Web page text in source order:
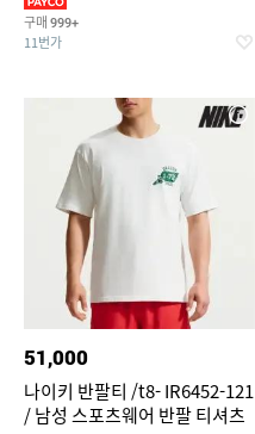
구매 999+
11번가
51,000
나이키 반팔티 /t8- IR6452-121
/ 남성 스포츠웨어 반팔 티셔츠